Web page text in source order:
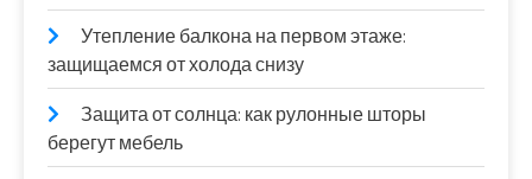
Утепление балкона на первом этаже:
защищаемся от холода снизу
Защита от солнца: как рулонные шторы
берегут мебель